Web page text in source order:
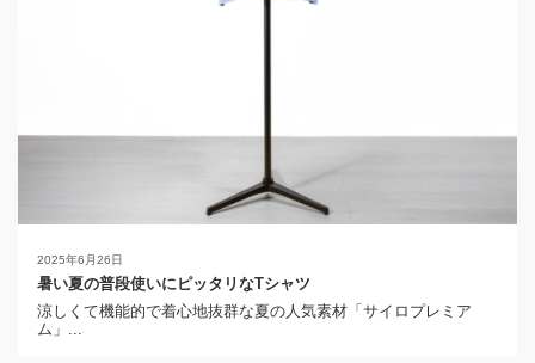
2025年6月26日
暑い夏の普段使いにピッタリなTシャツ
涼しくて機能的で着心地抜群な夏の人気素材「サイロプレミア
ム」...